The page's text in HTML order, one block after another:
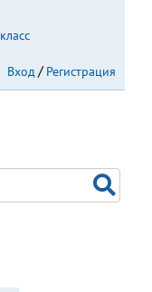
Вход
Регистрация